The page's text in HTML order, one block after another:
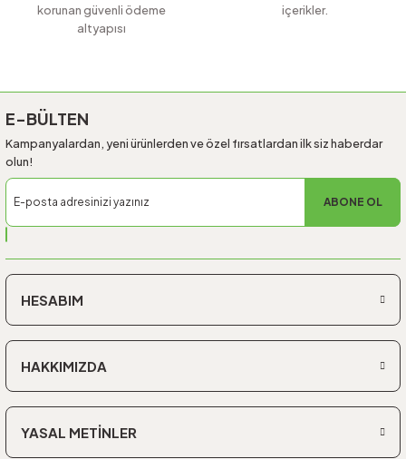
korunan güvenli ödeme
altyapısı
içerikler.
E-BÜLTEN
Kampanyalardan, yeni ürünlerden ve özel fırsatlardan ilk siz haberdar
olun!
ABONE OL
HESABIM
HAKKIMIZDA
YASAL METİNLER